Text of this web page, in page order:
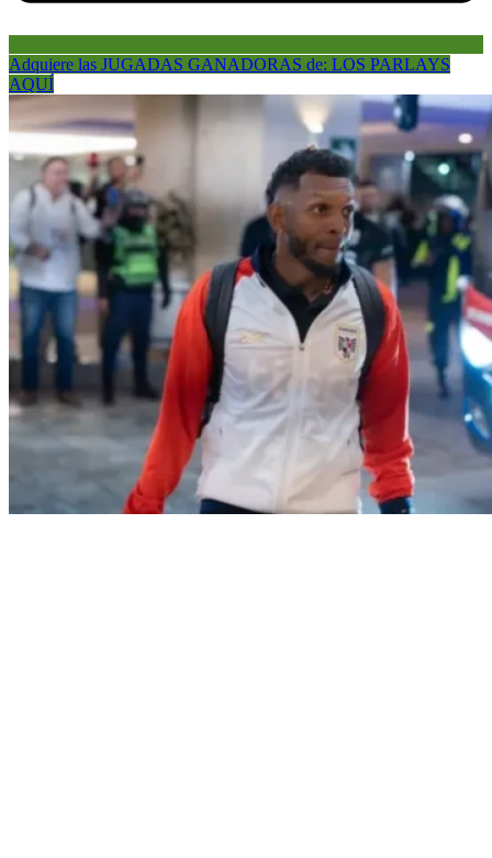
Adquiere las JUGADAS GANADORAS de: LOS PARLAYS
AQUÍ